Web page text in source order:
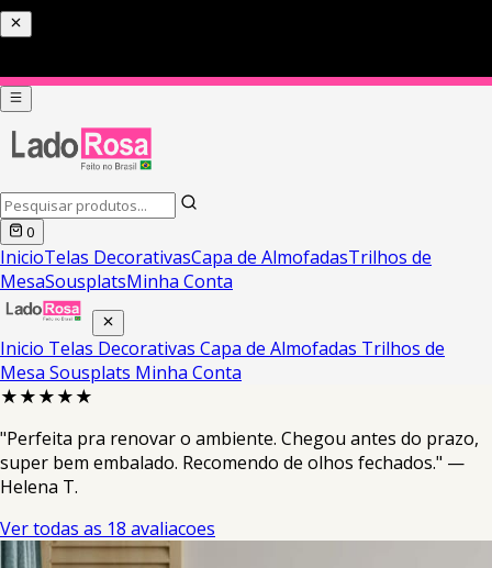
0
InicioTelas DecorativasCapa de AlmofadasTrilhos de
MesaSousplatsMinha Conta
Inicio Telas Decorativas Capa de Almofadas Trilhos de
Mesa Sousplats Minha Conta
★★★★★
"Perfeita pra renovar o ambiente. Chegou antes do prazo,
super bem embalado. Recomendo de olhos fechados." —
Helena T.
Ver todas as 18 avaliacoes